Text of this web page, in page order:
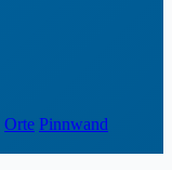
Orte Pinnwand